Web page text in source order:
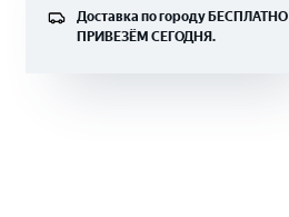
Доставка по городу БЕСПЛАТНО
ПРИВЕЗЁМ СЕГОДНЯ.